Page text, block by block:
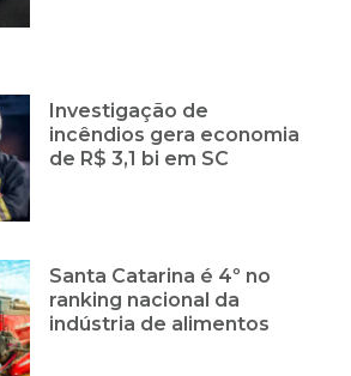
Investigação de
incêndios gera economia
de R$ 3,1 bi em SC
Santa Catarina é 4º no
ranking nacional da
indústria de alimentos